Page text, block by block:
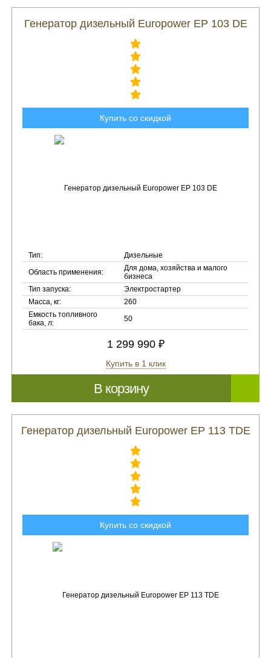
Генератор дизельный Europower EP 103 DE
Купить со скидкой
Тип:
Дизельные
Область применения:
Для дома, хозяйства и малого
бизнеса
Тип запуска:
Электростартер
Масса, кг:
260
Емкость топливного
бака, л:
50
1 299 990 ₽
Купить в 1 клик
В корзину
Генератор дизельный Europower EP 113 TDE
Купить со скидкой